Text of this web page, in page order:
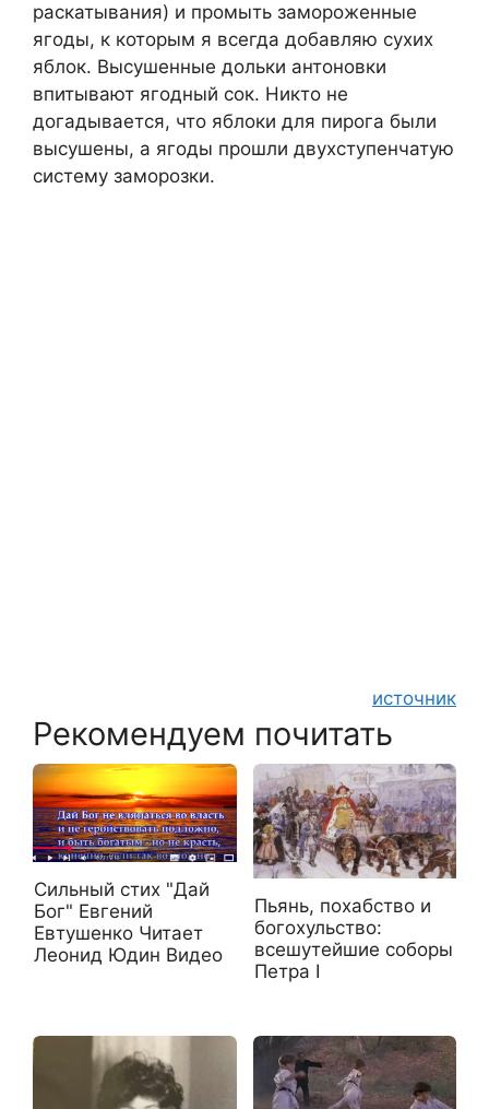
раскатывания) и промыть замороженные
ягоды, к которым я всегда добавляю сухих
яблок. Высушенные дольки антоновки
впитывают ягодный сок. Никто не
догадывается, что яблоки для пирога были
высушены, а ягоды прошли двухступенчатую
систему заморозки.
источник
Рекомендуем почитать
Сильный стих "Дай
Бог" Евгений
Евтушенко Читает
Леонид Юдин Видео
Пьянь, похабство и
богохульство:
всешутейшие соборы
Петра I